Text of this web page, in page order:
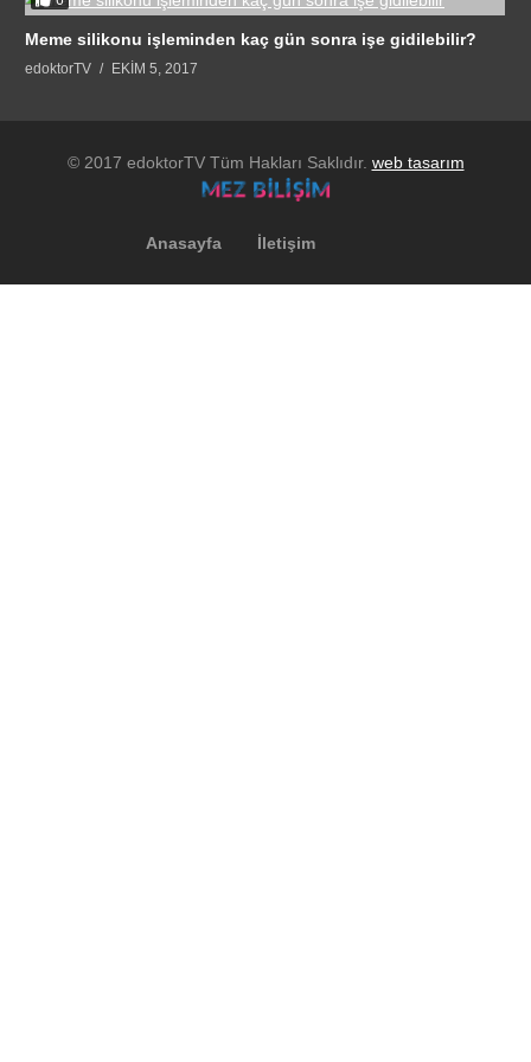
Meme silikonu işleminden kaç gün sonra işe gidilebilir?
edoktorTV EKIM 5, 2017
© 2017 edoktorTV Tüm Hakları Saklıdır. web tasarım
Anasayfa İletişim